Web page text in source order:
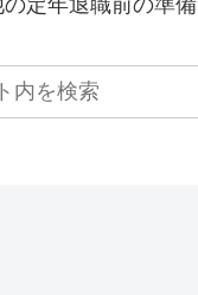
の定年退職前の準備